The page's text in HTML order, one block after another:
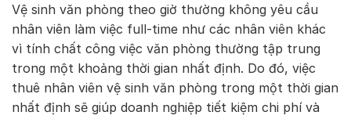
Vệ sinh văn phòng theo giờ thường không yêu cầu
nhân viên làm việc full-time như các nhân viên khác
vì tính chất công việc văn phòng thường tập trung
trong một khoảng thời gian nhất định. Do đó, việc
thuê nhân viên vệ sinh văn phòng trong một thời gian
nhất định sẽ giúp doanh nghiệp tiết kiệm chi phí và